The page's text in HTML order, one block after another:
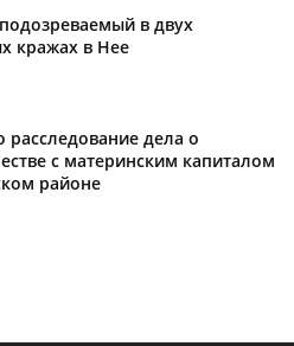
в двух
кражах в Нее
расследование дела о
с материнским капиталом
районе